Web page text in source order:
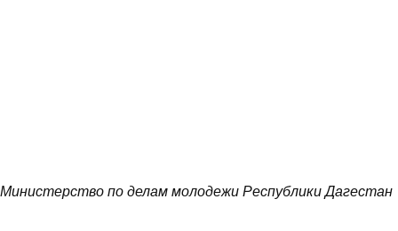
Министерство по делам молодежи Республики Дагестан